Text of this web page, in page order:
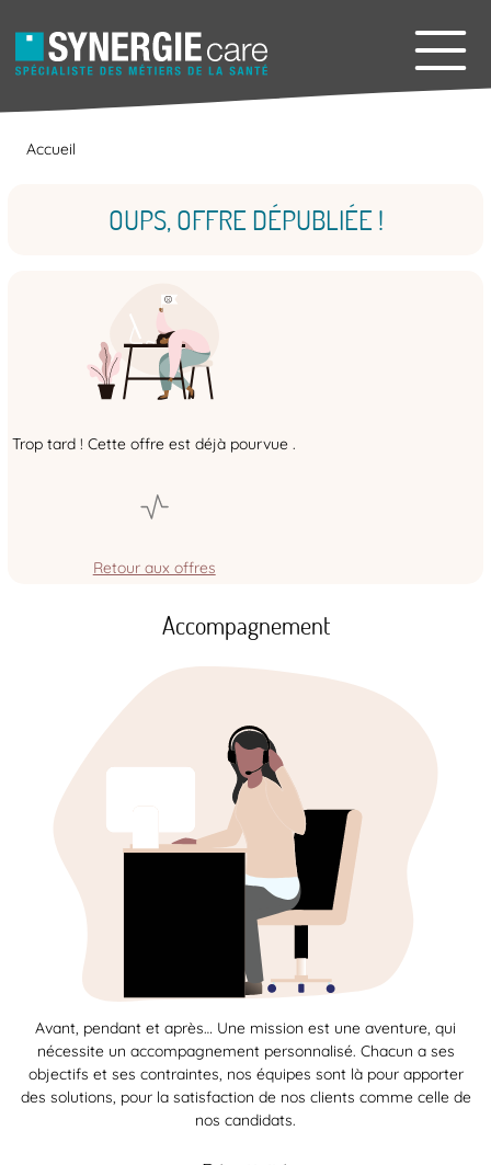
Accueil
OUPS, OFFRE DÉPUBLIÉE !
Trop tard ! Cette offre est déjà pourvue .
Retour aux offres
Accompagnement
Avant, pendant et après… Une mission est une aventure, qui
nécessite un accompagnement personnalisé. Chacun a ses
objectifs et ses contraintes, nos équipes sont là pour apporter
des solutions, pour la satisfaction de nos clients comme celle de
nos candidats.